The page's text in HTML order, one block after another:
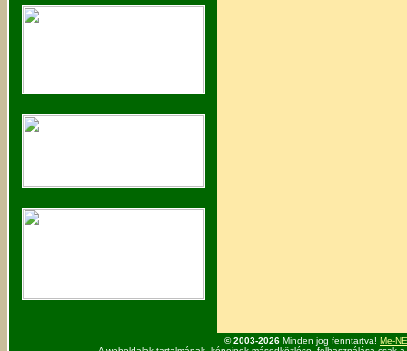
© 2003-2026 Minden jog fenntartva! Me-